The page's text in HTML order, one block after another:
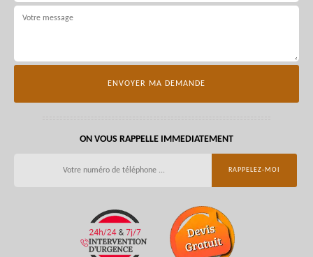
ON VOUS RAPPELLE IMMEDIATEMENT